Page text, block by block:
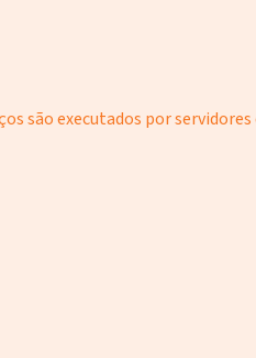
são executados por